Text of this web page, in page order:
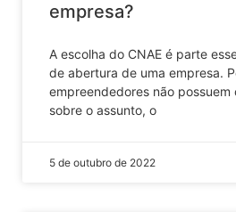
empresa?
A escolha do CNAE é parte
de abertura de uma empresa.
empreendedores não possuem
sobre o assunto, o
5 de outubro de 2022